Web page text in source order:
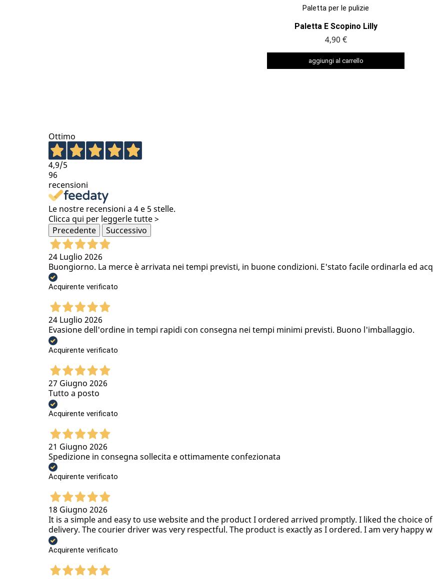
Paletta per le pulizie
Paletta E Scopino Lilly
4,90 €
aggiungi al carrello
ANTEPRIMA
Ottimo
4,9/5
96
recensioni
Le nostre recensioni a 4 e 5 stelle.
Clicca qui per leggerle tutte >
Precedente
Successivo
24 Luglio 2026
Buongiorno. La merce è arrivata nei tempi previsti, in buone condizioni. E'stato facile ordinarla ed
Acquirente verificato
24 Luglio 2026
Evasione dell'ordine in tempi rapidi con consegna nei tempi minimi previsti. Buono l'imballaggio.
Acquirente verificato
27 Giugno 2026
Tutto a posto
Acquirente verificato
21 Giugno 2026
Spedizione in consegna sollecita e ottimamente confezionata
Acquirente verificato
18 Giugno 2026
It is a simple and easy to use website and the product I ordered arrived promptly. I liked the choice
delivery. The courier driver was very respectful. The product is exactly as I ordered. I am very happy
Acquirente verificato